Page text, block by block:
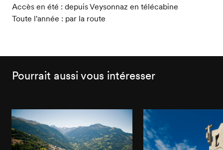
Accès en été : depuis Veysonnaz en télécabine
Toute l'année : par la route
Pourrait aussi vous intéresser